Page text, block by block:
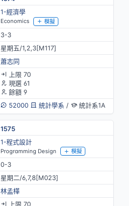
1-經濟學
Economics 模擬
3-3
星期五/1,2,3[M117]
蕭志同
上限 70
現選 61
餘額 9
52000
統計學系 / 統計系1A
1575
1-程式設計
Programming Design 模擬
0-3
星期二/6,7,8[M023]
林孟樺
上限 70